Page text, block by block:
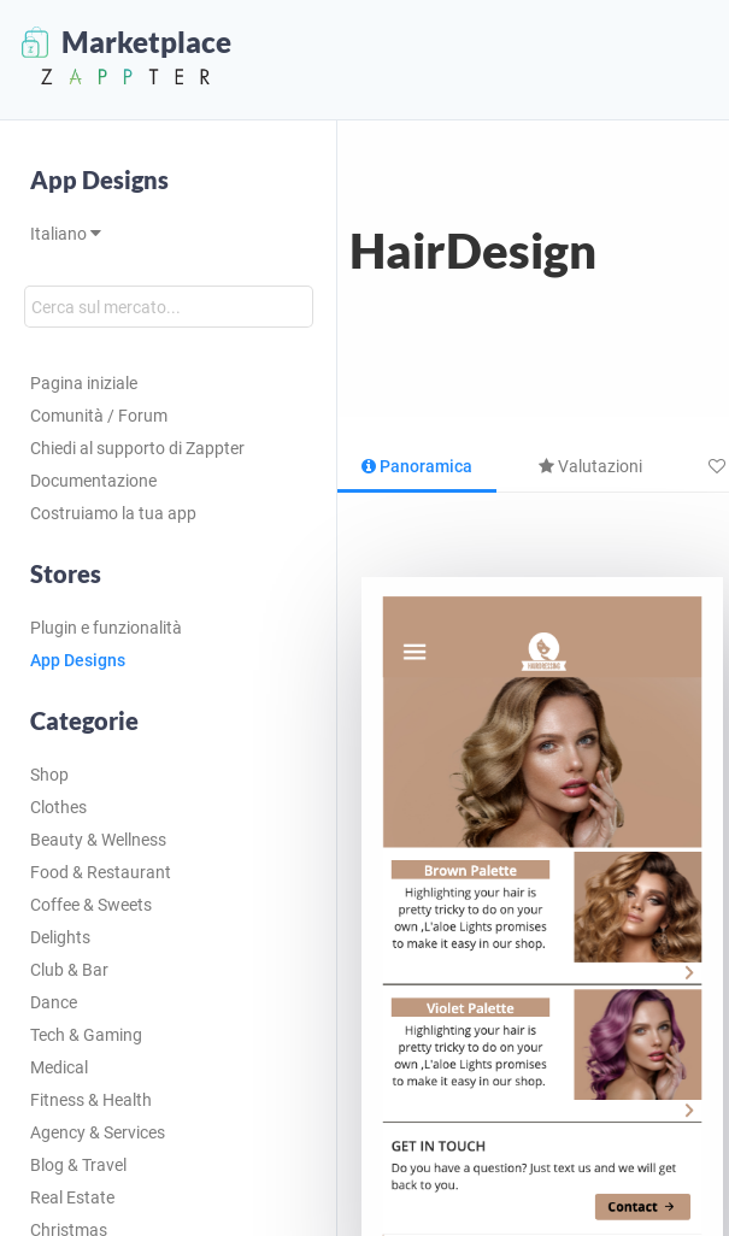
Marketplace
App Designs
Italiano
Pagina iniziale
Comunità / Forum
Chiedi al supporto di Zappter
Documentazione
Costruiamo la tua app
Stores
Plugin e funzionalità
App Designs
Categorie
Shop
Clothes
Beauty & Wellness
Food & Restaurant
Coffee & Sweets
Delights
Club & Bar
Dance
Tech & Gaming
Medical
Fitness & Health
Agency & Services
Blog & Travel
Real Estate
Christmas
HairDesign
Panoramica Valutazioni